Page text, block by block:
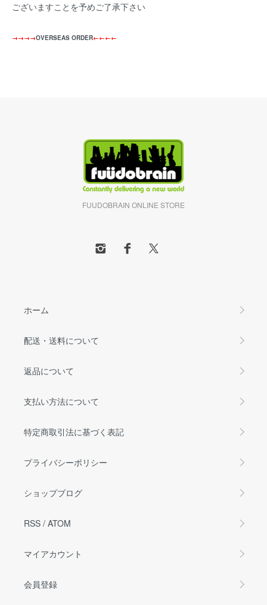
ございますことを予めご了承下さい
→→→→OVERSEAS ORDER←←←←
FUUDOBRAIN ONLINE STORE
ホーム
配送・送料について
返品について
支払い方法について
特定商取引法に基づく表記
プライバシーポリシー
ショップブログ
RSS / ATOM
マイアカウント
会員登録